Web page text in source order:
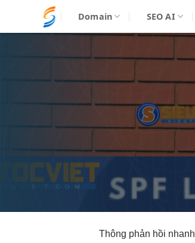
Domain SEO AI
Thông phản hồi nhanh